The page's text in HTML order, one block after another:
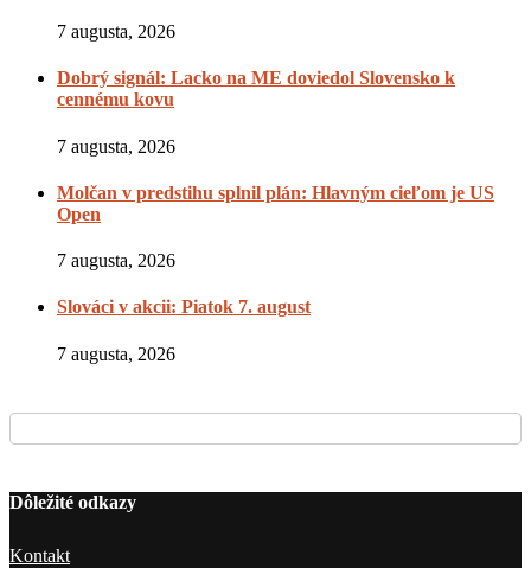
7 augusta, 2026
Dobrý signál: Lacko na ME doviedol Slovensko k
cennému kovu
7 augusta, 2026
Molčan v predstihu splnil plán: Hlavným cieľom je US
Open
7 augusta, 2026
Slováci v akcii: Piatok 7. august
7 augusta, 2026
Dôležité odkazy
Kontakt